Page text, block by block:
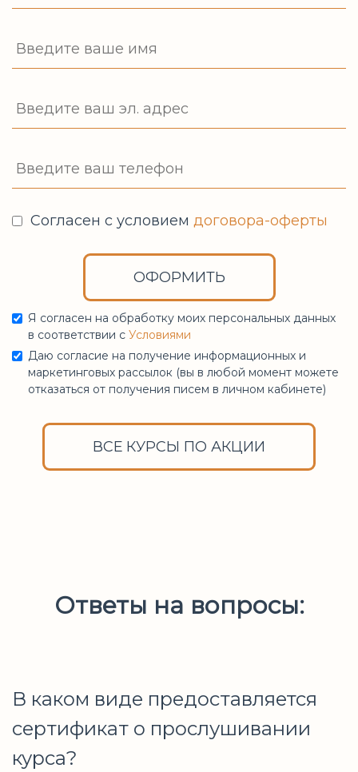
Согласен с условием договора-оферты
ОФОРМИТЬ
Я согласен на обработку моих персональных данных
в соответствии с Условиями
Даю согласие на получение информационных и
маркетинговых рассылок (вы в любой момент можете
отказаться от получения писем в личном кабинете)
ВСЕ КУРСЫ ПО АКЦИИ
Ответы на вопросы:
В каком виде предоставляется
сертификат о прослушивании
курса?